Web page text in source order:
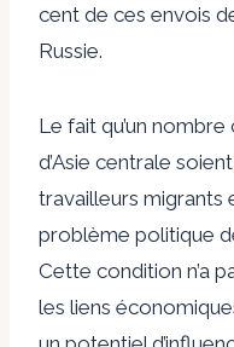
cent de ces envois
Russie.
Le fait qu’un
d’Asie centrale
travailleurs migrants
problème politique
Cette condition n’a
les liens